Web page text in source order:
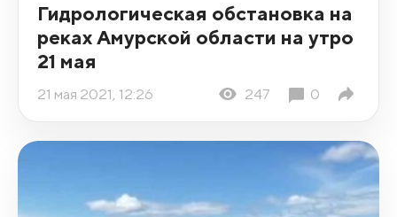
Гидрологическая обстановка на
реках Амурской области на утро
21 мая
21 мая 2021, 12:26 247 0